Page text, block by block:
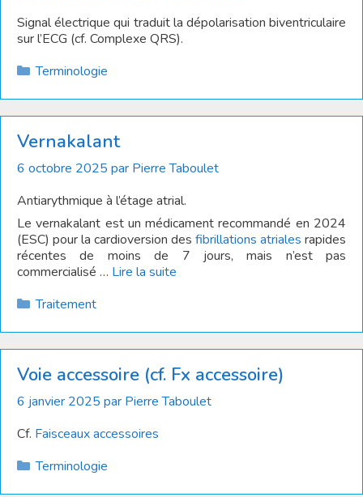
Signal électrique qui traduit la dépolarisation biventriculaire
sur l’ECG (cf. Complexe QRS).
Catégories
Terminologie
Vernakalant
6 octobre 2025 par Pierre Taboulet
Antiarythmique à l’étage atrial.
Le vernakalant est un médicament recommandé en 2024
(ESC) pour la cardioversion des fibrillations atriales rapides
récentes de moins de 7 jours, mais n’est pas
commercialisé … Lire la suite
Catégories
Traitement
Voie accessoire (cf. Fx accessoire)
6 janvier 2025 par Pierre Taboulet
Cf. Faisceaux accessoires
Catégories
Terminologie